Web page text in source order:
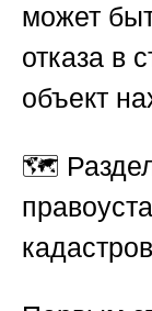
может
отказа в
объект
🗺️